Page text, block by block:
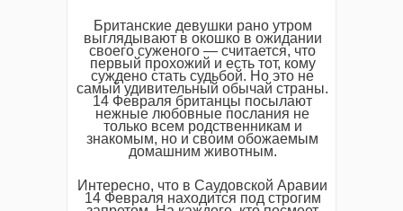
Британские девушки рано утром
выглядывают в окошко в ожидании
своего суженого — считается, что
первый прохожий и есть тот, кому
суждено стать судьбой. Но это не
самый удивительный обычай страны.
14 Февраля британцы посылают
нежные любовные послания не
только всем родственникам и
знакомым, но и своим обожаемым
домашним животным.
Интересно, что в Саудовской Аравии
14 Февраля находится под строгим